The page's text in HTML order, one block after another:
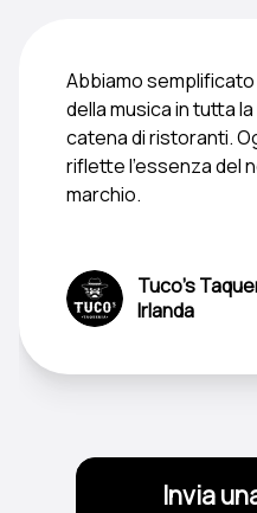
Abbiamo
della musica in tutta
catena di ristoranti.
riflette l'essenza del
marchio.
Tuco's
Irlanda
Invia